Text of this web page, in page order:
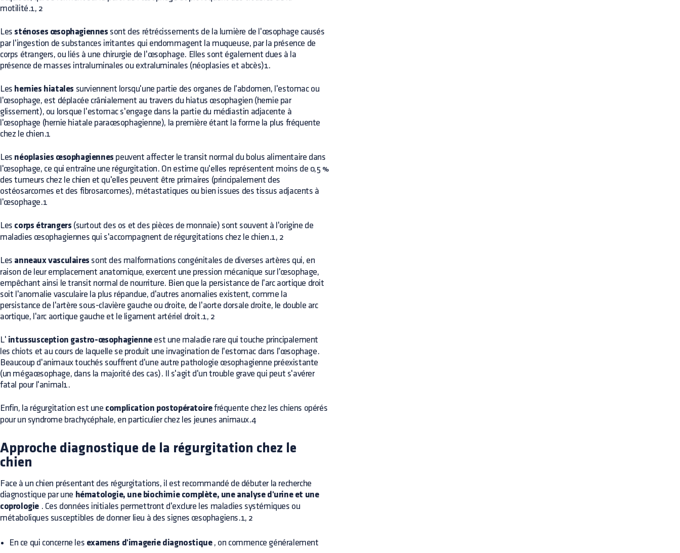
motilité.1, 2
Les sténoses œsophagiennes sont des rétrécissements de la lumière de l'œsophage causés
par l'ingestion de substances irritantes qui endommagent la muqueuse, par la présence de
corps étrangers, ou liés à une chirurgie de l'œsophage. Elles sont également dues à la
présence de masses intraluminales ou extraluminales (néoplasies et abcès)1.
Les hernies hiatales surviennent lorsqu'une partie des organes de l'abdomen, l'estomac ou
l'œsophage, est déplacée crânialement au travers du hiatus œsophagien (hernie par
glissement), ou lorsque l'estomac s'engage dans la partie du médiastin adjacente à
l'œsophage (hernie hiatale paraœsophagienne), la première étant la forme la plus fréquente
chez le chien.1
Les néoplasies œsophagiennes peuvent affecter le transit normal du bolus alimentaire dans
l'œsophage, ce qui entraîne une régurgitation. On estime qu'elles représentent moins de 0,5 %
des tumeurs chez le chien et qu'elles peuvent être primaires (principalement des
ostéosarcomes et des fibrosarcomes), métastatiques ou bien issues des tissus adjacents à
l'œsophage.1
Les corps étrangers (surtout des os et des pièces de monnaie) sont souvent à l'origine de
maladies œsophagiennes qui s'accompagnent de régurgitations chez le chien.1, 2
Les anneaux vasculaires sont des malformations congénitales de diverses artères qui, en
raison de leur emplacement anatomique, exercent une pression mécanique sur l'œsophage,
empêchant ainsi le transit normal de nourriture. Bien que la persistance de l'arc aortique droit
soit l'anomalie vasculaire la plus répandue, d'autres anomalies existent, comme la
persistance de l'artère sous-clavière gauche ou droite, de l'aorte dorsale droite, le double arc
aortique, l'arc aortique gauche et le ligament artériel droit.1, 2
L' intussusception gastro-œsophagienneest une maladie rare qui touche principalement
les chiots et au cours de laquelle se produit une invagination de l'estomac dans l'œsophage.
Beaucoup d'animaux touchés souffrent d'une autre pathologie œsophagienne préexistante
(un mégaœsophage, dans la majorité des cas). Il s'agit d'un trouble grave qui peut s'avérer
fatal pour l'animal1.
Enfin, la régurgitation est une complication postopératoirefréquente chez les chiens opérés
pour un syndrome brachycéphale, en particulier chez les jeunes animaux.4
Approche diagnostique de la régurgitation chez le
chien
Face à un chien présentant des régurgitations, il est recommandé de débuter la recherche
diagnostique par une hématologie, une biochimie complète, une analyse d'urine et une
coprologie . Ces données initiales permettront d'exclure les maladies systémiques ou
métaboliques susceptibles de donner lieu à des signes œsophagiens.1, 2
En ce qui concerne les examens d'imagerie diagnostique, on commence généralement